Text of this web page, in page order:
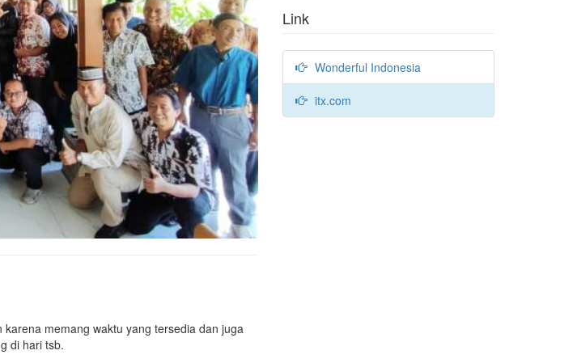
memang waktu yang tersedia dan juga
di hari tsb.
Link
Wonderful Indonesia
itx.com